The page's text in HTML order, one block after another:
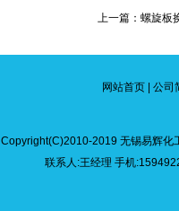
上一篇：螺旋板
网站首页 公司
Copyright(C)2010-2019 无锡易辉化
联系人:王经理 手机